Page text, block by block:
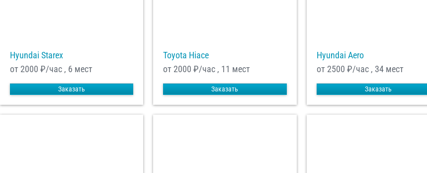
Hyundai Starex
от 2000 ₽/час , 6 мест
Заказать
Toyota Hiace
от 2000 ₽/час , 11 мест
Заказать
Hyundai Aero
от 2500 ₽/час , 34 мест
Заказать